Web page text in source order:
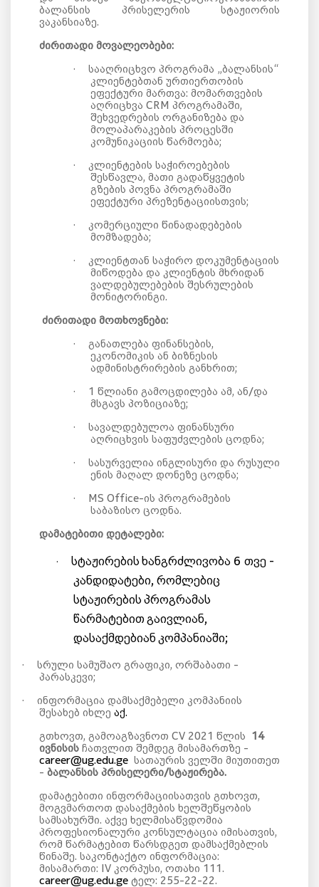
ბალანსის პრისელერის სტაჟიორის
ვაკანსიაზე.
ძირითადი მოვალეობები:
·
სააღრიცხვო პროგრამა „ბალანსის“
კლიენტებთან ურთიერთობის
ეფექტური მართვა: მომართვების
აღრიცხვა CRM პროგრამაში,
შეხვედრების ორგანიზება და
მოლაპარაკების პროცესში
კომუნიკაციის წარმოება;
·
კლიენტების საჭიროებების
შესწავლა, მათი გადაწყვეტის
გზების პოვნა პროგრამაში
ეფექტური პრეზენტაციისთვის;
·
კომერციული წინადადებების
მომზადება;
·
კლიენტთან საჭირო დოკუმენტაციის
მიწოდება და კლიენტის მხრიდან
ვალდებულებების შესრულების
მონიტორინგი.
ძირითადი მოთხოვნები:
·
განათლება ფინანსების,
ეკონომიკის ან ბიზნესის
ადმინისტრირების განხრით;
·
1 წლიანი გამოცდილება ამ, ან/და
მსგავს პოზიციაზე;
·
სავალდებულოა ფინანსური
აღრიცხვის საფუძვლების ცოდნა;
·
სასურველია ინგლისური და რუსული
ენის მაღალ დონეზე ცოდნა;
·
MS Office-ის პროგრამების
საბაზისო ცოდნა.
დამატებითი დეტალები:
· სტაჟირების ხანგრძლივობა 6 თვე -
კანდიდატები, რომლებიც
სტაჟირების პროგრამას
წარმატებითგაივლიან,
დასაქმდებიანკომპანიაში;
·
სრული სამუშაო გრაფიკი, ორშაბათი -
პარასკევი;
·
ინფორმაცია დამსაქმებელი კომპანიის
შესახებ იხლე აქ.
გთხოვთ, გამოაგზავნოთ CV 2021 წლის 14
ივნისის ჩათვლით შემდეგ მისამართზე -
career@ug.edu.ge სათაურის ველში მიუთითეთ
- ბალანსის პრისელერი/სტაჟირება.
დამატებითი ინფორმაციისათვის გთხოვთ,
მოგვმართოთ დასაქმების ხელშეწყობის
სამსახურში. აქვე ხელმისაწვდომია
პროფესიონალური კონსულტაცია იმისათვის,
რომ წარმატებით წარსდგეთ დამსაქმებლის
წინაშე. საკონტაქტო ინფორმაცია:
მისამართი: IV კორპუსი, ოთახი 111.
career@ug.edu.ge ტელ: 255-22-22.